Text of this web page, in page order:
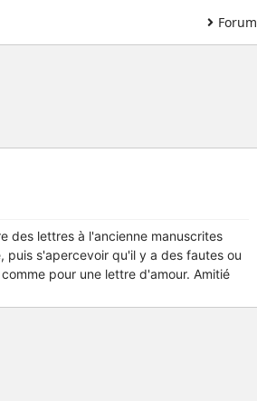
Forum
des lettres à l'ancienne manuscrites
puis s'apercevoir qu'il y a des fautes ou
pour une lettre d'amour. Amitié